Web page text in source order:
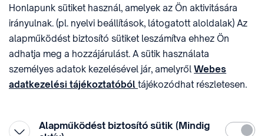
sztnh@hipo.gov.hu 15311746-2-42
CÍM
1081 Budapest II. János
Pál pápa tér 7.
HIVATAL RÖVID NEVE
SZTNHOPS, KRID:
174434905
KÖZÖSSÉGI MÉDIA
Honlapunk sütiket használ, amelyek az Ön aktivitására
irányulnak. (pl. nyelvi beállítások, látogatott aloldalak) Az
alapműködést biztosító sütiket leszámítva ehhez Ön
adhatja meg a hozzájárulást. A sütik használata
személyes adatok kezelésével jár, amelyről Webes
adatkezelési tájékoztatóból tájékozódhat részletesen.
Alapműködést biztosító sütik (Mindig